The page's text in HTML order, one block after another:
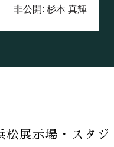
非公開: 杉本 真輝
松展示場・スタジ